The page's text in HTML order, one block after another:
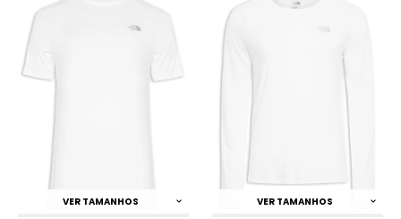
VER TAMANHOS VER TAMANHOS